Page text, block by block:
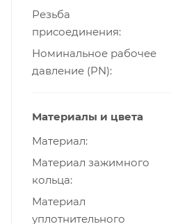
Резьба
присоединения
Номинальное рабочее
давление (PN)
Материалы и цвета
Материал
Материал зажимного
кольца
Материал
уплотнительного